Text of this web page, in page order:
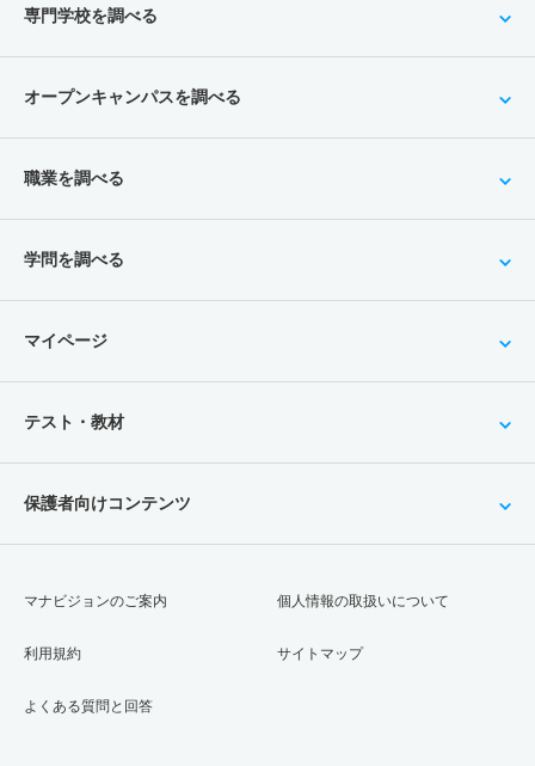
専門学校を調べる
オープンキャンパスを調べる
職業を調べる
学問を調べる
マイページ
テスト・教材
保護者向けコンテンツ
マナビジョンのご案内
利用規約
よくある質問と回答
個人情報の取扱いについて
サイトマップ